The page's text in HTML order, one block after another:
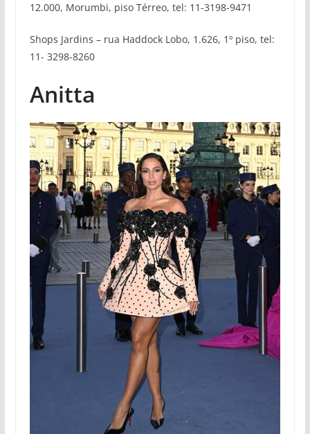
12.000, Morumbi, piso Térreo, tel: 11-3198-9471
Shops Jardins – rua Haddock Lobo, 1.626, 1º piso, tel:
11- 3298-8260
Anitta